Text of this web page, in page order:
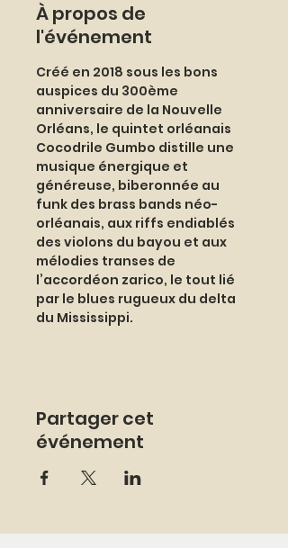
À propos de
l'événement
Créé en 2018 sous les bons
auspices du 300ème
anniversaire de la Nouvelle
Orléans, le quintet orléanais
Cocodrile Gumbo distille une
musique énergique et
généreuse, biberonnée au
funk des brass bands néo-
orléanais, aux riffs endiablés
des violons du bayou et aux
mélodies transes de
l’accordéon zarico, le tout lié
par le blues rugueux du delta
du Mississippi.
Partager cet
événement